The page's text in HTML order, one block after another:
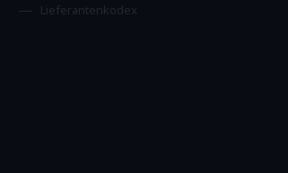
Lieferantenkodex